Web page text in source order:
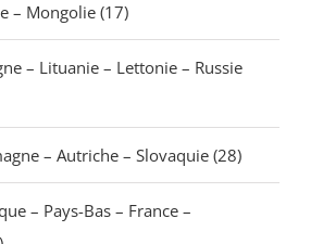
– Mongolie (17)
– Lituanie – Lettonie – Russie
– Autriche – Slovaquie (28)
– Pays-Bas – France –